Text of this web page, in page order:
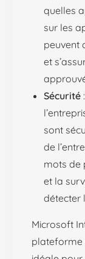
quelles
sur les
peuvent
et
Sécurité
sont
de
mots de
et la
détecter
Microsoft
plateforme